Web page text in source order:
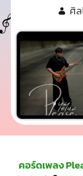
ศิ
คอร์ดเพลง